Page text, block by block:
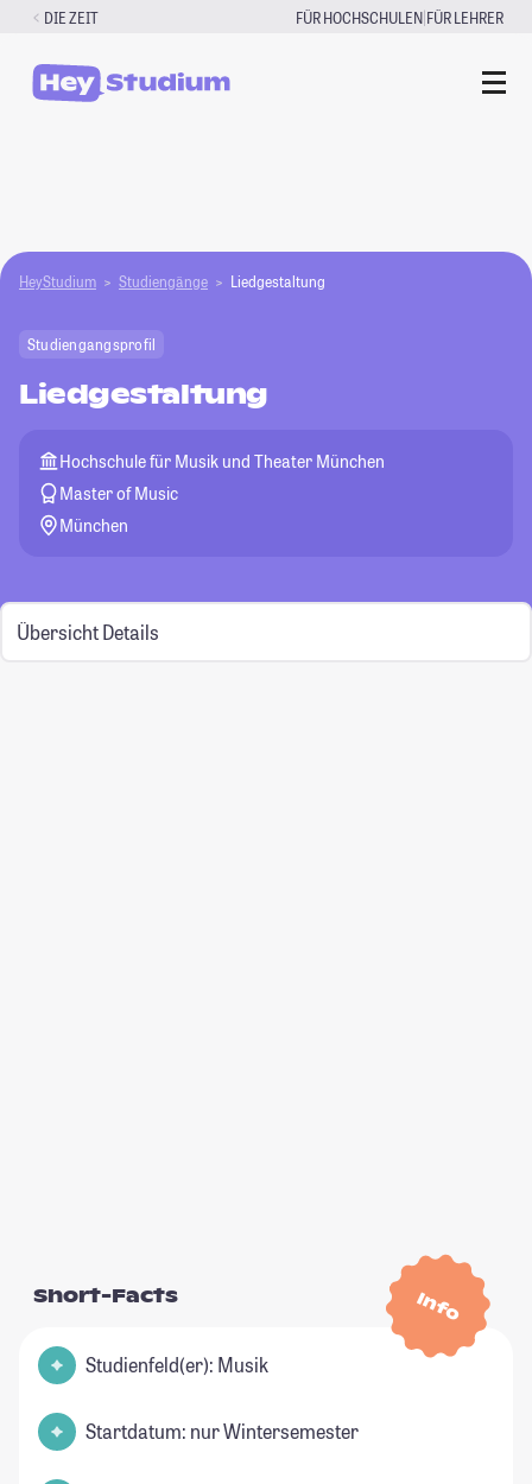
Zum
springen
DIE ZEIT FÜR HOCHSCHULEN|FÜR LEHRER
HeyStudium Studiengänge Liedgestaltung
Studiengangsprofil
Liedgestaltung
Hochschule für Musik und Theater München
Master of Music
München
Übersicht Details
Info
Short-Facts
Studienfeld(er): Musik
Startdatum: nur Wintersemester